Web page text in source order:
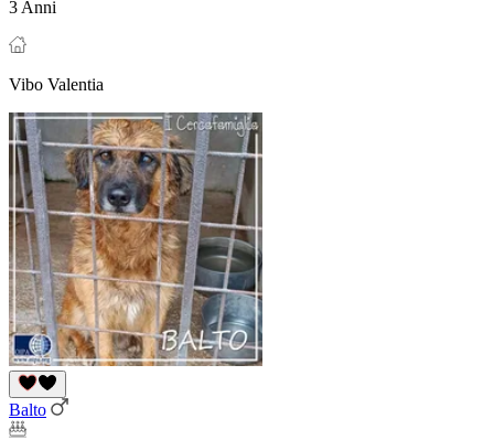
3 Anni
Vibo Valentia
Balto